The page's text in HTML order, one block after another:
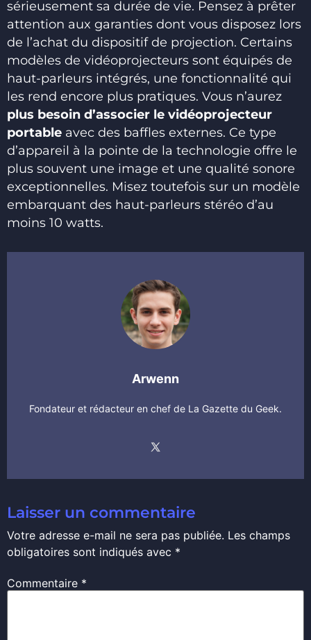
sérieusement sa durée de vie. Pensez à prêter
attention aux garanties dont vous disposez lors
de l’achat du dispositif de projection. Certains
modèles de vidéoprojecteurs sont équipés de
haut-parleurs intégrés, une fonctionnalité qui
les rend encore plus pratiques. Vous n’aurez
plus besoin d’associer le vidéoprojecteur
portable avec des baffles externes. Ce type
d’appareil à la pointe de la technologie offre le
plus souvent une image et une qualité sonore
exceptionnelles. Misez toutefois sur un modèle
embarquant des haut-parleurs stéréo d’au
moins 10 watts.
Arwenn
Fondateur et rédacteur en chef de La Gazette du Geek.
Laisser un commentaire
Votre adresse e-mail ne sera pas publiée. Les champs
obligatoires sont indiqués avec *
Commentaire *